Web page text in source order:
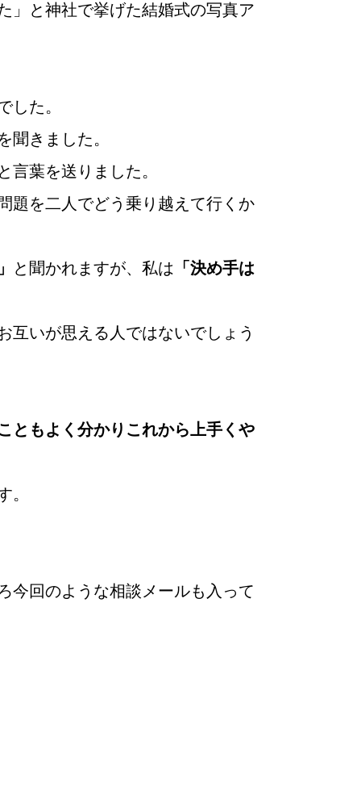
」と神社で挙げた結婚式の写真ア
した。
聞きました。
葉を送りました。
題を二人でどう乗り越えて行くか
と聞かれますが、私は 「決め手は
互いが思える人ではないでしょう
ともよく分かりこれから上手くや
。
今回のような相談メールも入って